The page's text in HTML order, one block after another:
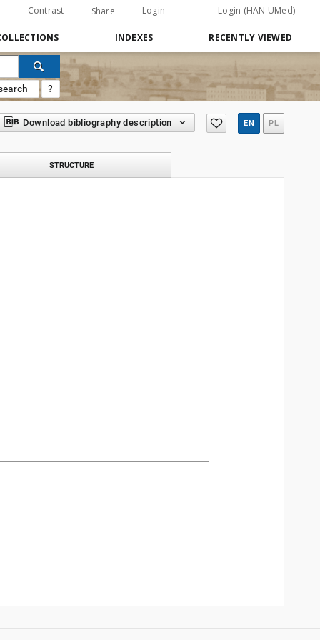
Contrast Share Login Login (HAN UMed)
INDEXES RECENTLY VIEWED
?
Download bibliography description EN PL
STRUCTURE